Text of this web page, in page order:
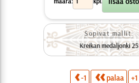
Sopivat mallit:
Kreikan medaljonki 25
-1 palaa +1